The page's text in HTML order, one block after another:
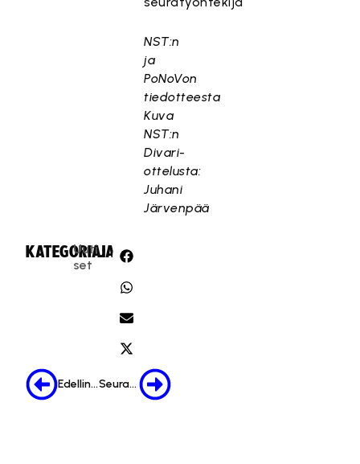
NST:n
ja
PoNoVon
tiedotteesta
Kuva
NST:n
Divari-
ottelusta:
Juhani
Järvenpää
KATEGORIA:
Uuti
set
JAA:
Edellinen Seuraava